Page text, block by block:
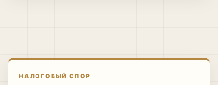
НАЛОГОВЫЙ СПОР